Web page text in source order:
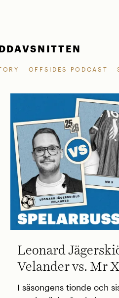
OFFSIDES PODCAST
Leonard
Velander vs. Mr X
I säsongens tionde och